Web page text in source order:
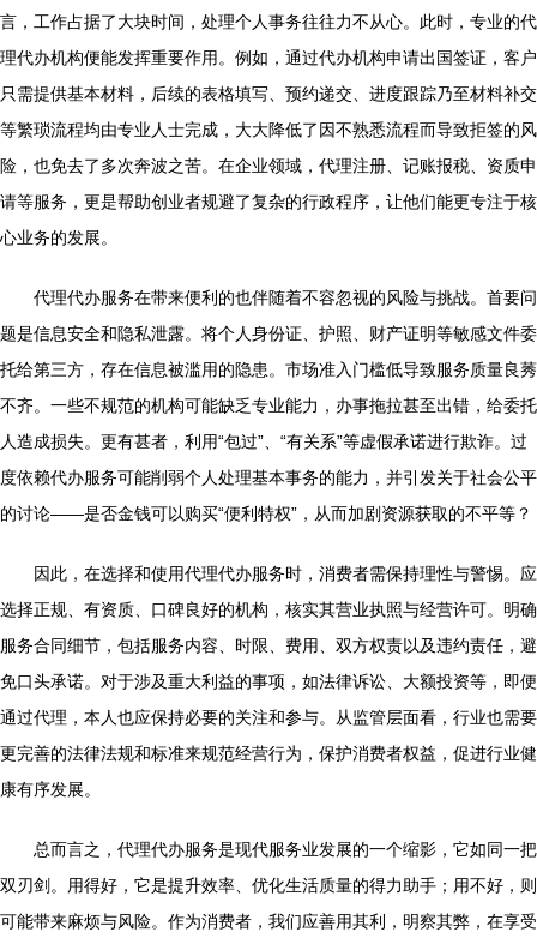
言，工作占据了大块时间，处理个人事务往往力不从心。此时，专业的代
理代办机构便能发挥重要作用。例如，通过代办机构申请出国签证，客户
只需提供基本材料，后续的表格填写、预约递交、进度跟踪乃至材料补交
等繁琐流程均由专业人士完成，大大降低了因不熟悉流程而导致拒签的风
险，也免去了多次奔波之苦。在企业领域，代理注册、记账报税、资质申
请等服务，更是帮助创业者规避了复杂的行政程序，让他们能更专注于核
心业务的发展。
代理代办服务在带来便利的也伴随着不容忽视的风险与挑战。首要问
题是信息安全和隐私泄露。将个人身份证、护照、财产证明等敏感文件委
托给第三方，存在信息被滥用的隐患。市场准入门槛低导致服务质量良莠
不齐。一些不规范的机构可能缺乏专业能力，办事拖拉甚至出错，给委托
人造成损失。更有甚者，利用“包过”、“有关系”等虚假承诺进行欺诈。过
度依赖代办服务可能削弱个人处理基本事务的能力，并引发关于社会公平
的讨论——是否金钱可以购买“便利特权”，从而加剧资源获取的不平等？
因此，在选择和使用代理代办服务时，消费者需保持理性与警惕。应
选择正规、有资质、口碑良好的机构，核实其营业执照与经营许可。明确
服务合同细节，包括服务内容、时限、费用、双方权责以及违约责任，避
免口头承诺。对于涉及重大利益的事项，如法律诉讼、大额投资等，即便
通过代理，本人也应保持必要的关注和参与。从监管层面看，行业也需要
更完善的法律法规和标准来规范经营行为，保护消费者权益，促进行业健
康有序发展。
总而言之，代理代办服务是现代服务业发展的一个缩影，它如同一把
双刃剑。用得好，它是提升效率、优化生活质量的得力助手；用不好，则
可能带来麻烦与风险。作为消费者，我们应善用其利，明察其弊，在享受